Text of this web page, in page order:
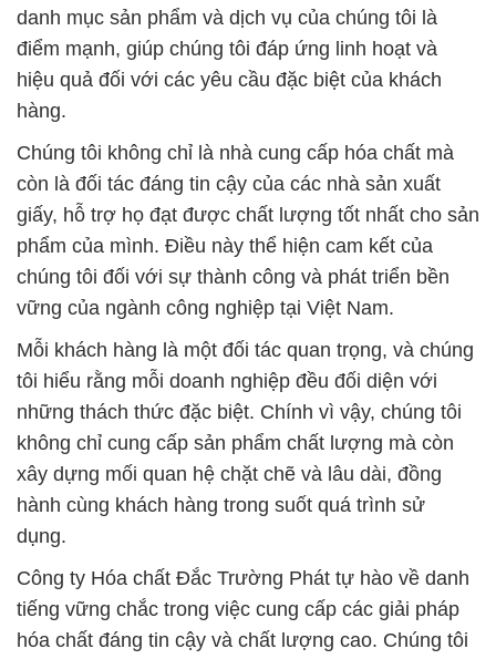
danh mục sản phẩm và dịch vụ của chúng tôi là
điểm mạnh, giúp chúng tôi đáp ứng linh hoạt và
hiệu quả đối với các yêu cầu đặc biệt của khách
hàng.
Chúng tôi không chỉ là nhà cung cấp hóa chất mà
còn là đối tác đáng tin cậy của các nhà sản xuất
giấy, hỗ trợ họ đạt được chất lượng tốt nhất cho sản
phẩm của mình. Điều này thể hiện cam kết của
chúng tôi đối với sự thành công và phát triển bền
vững của ngành công nghiệp tại Việt Nam.
Mỗi khách hàng là một đối tác quan trọng, và chúng
tôi hiểu rằng mỗi doanh nghiệp đều đối diện với
những thách thức đặc biệt. Chính vì vậy, chúng tôi
không chỉ cung cấp sản phẩm chất lượng mà còn
xây dựng mối quan hệ chặt chẽ và lâu dài, đồng
hành cùng khách hàng trong suốt quá trình sử
dụng.
Công ty Hóa chất Đắc Trường Phát tự hào về danh
tiếng vững chắc trong việc cung cấp các giải pháp
hóa chất đáng tin cậy và chất lượng cao. Chúng tôi